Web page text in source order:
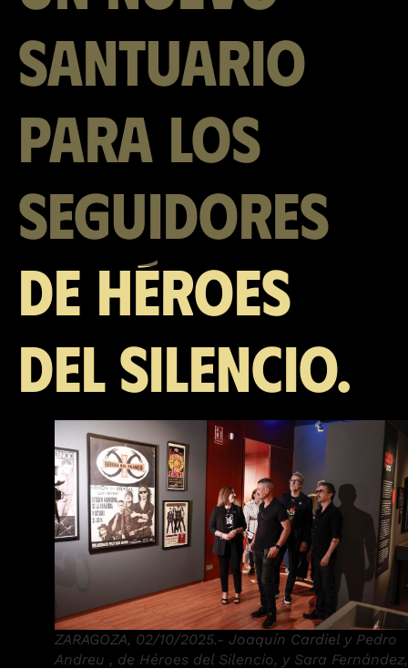
santuario
para los
seguidores
de Héroes
del Silencio.
ZARAGOZA, 02/10/2025.- Joaquín Cardiel y Pedro
Andreu , de Héroes del Silencio, y Sara Fernández,